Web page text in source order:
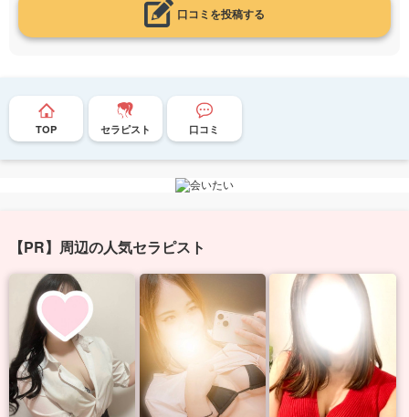
口コミを投稿する
TOP セラピスト 口コミ
【PR】周辺の人気セラピスト